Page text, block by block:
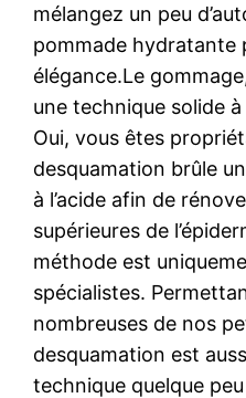
mélangez un peu
pommade hydratante
élégance.Le
une technique solide à
Oui, vous êtes
desquamation brûle
à l’acide afin de
supérieures de
méthode est
spécialistes.
nombreuses de nos
desquamation est
technique quelque